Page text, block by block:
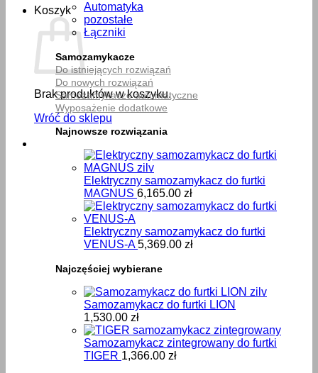
Koszyk
Brak produktów w koszyku.
Wróć do sklepu
Automatyka
pozostałe
Łączniki
Samozamykacze
Do istniejących rozwiązań
Do nowych rozwiązań
Samozamykacze automatyczne
Wyposażenie dodatkowe
Najnowsze rozwiązania
Elektryczny samozamykacz do furtki
MAGNUS 6,165.00 zł
Elektryczny samozamykacz do furtki
VENUS-A 5,369.00 zł
Najczęściej wybierane
Samozamykacz do furtki LION
1,530.00 zł
Samozamykacz zintegrowany do furtki
TIGER 1,366.00 zł